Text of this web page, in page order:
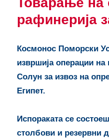
рафинерија
Космонос Поморски
извршија операции на
Солун за извоз на
Египет.
Испораката се
столбови и резервни